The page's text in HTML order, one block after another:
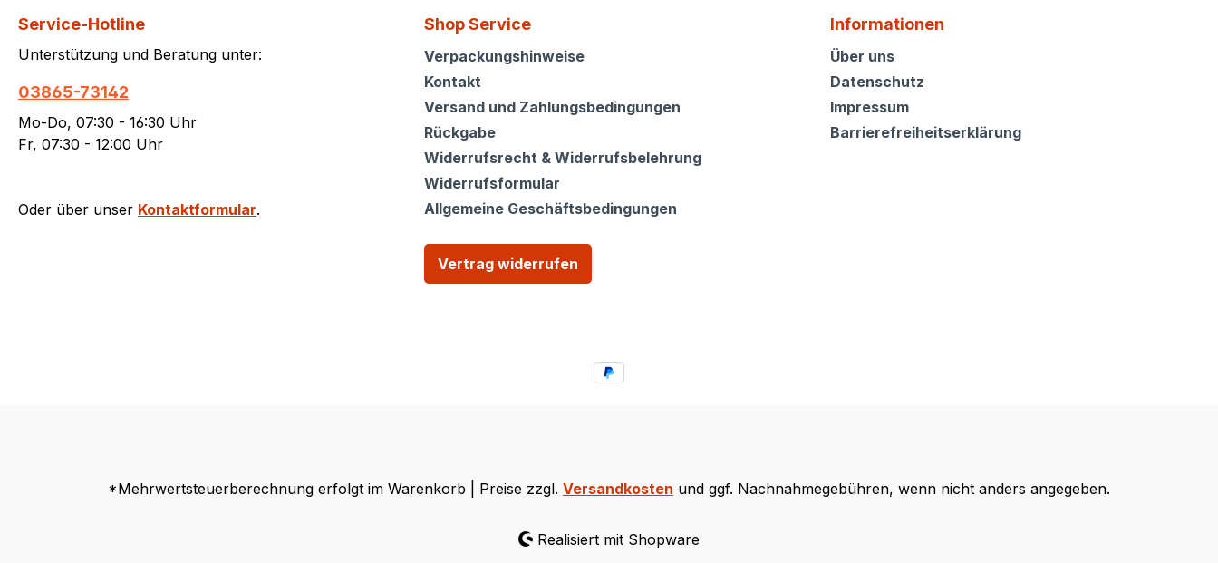
Service-Hotline
Unterstützung und Beratung unter:
03865-73142
Mo-Do, 07:30 - 16:30 Uhr
Fr, 07:30 - 12:00 Uhr
Oder über unser Kontaktformular.
Shop Service
Shop Service
Verpackungshinweise
Kontakt
Versand und Zahlungsbedingungen
Rückgabe
Widerrufsrecht & Widerrufsbelehrung
Widerrufsformular
Allgemeine Geschäftsbedingungen
Vertrag widerrufen
Informationen
Informationen
Über uns
Datenschutz
Impressum
Barrierefreiheitserklärung
*Mehrwertsteuerberechnung erfolgt im Warenkorb | Preise zzgl. Versandkosten und ggf. Nachnahmegebühren, wenn nicht anders angegeben.
Realisiert mit Shopware